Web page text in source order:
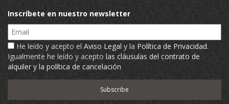
Inscríbete en nuestro newsletter
Email
He leído y acepto el Aviso Legal y la Política de Privacidad.
Igualmente he leído y acepto las cláusulas del contrato de
alquiler y la política de cancelación